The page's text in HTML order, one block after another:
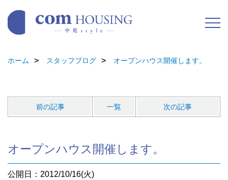
ホーム スタッフブログ オープンハウス開催します。
前の記事 一覧 次の記事
オープンハウス開催します。
公開日：2012/10/16(火)